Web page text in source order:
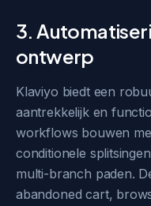
3.
ontwerp
Klaviyo biedt een
aantrekkelijk en
workflows bouwen
conditionele
multi-branch paden.
abandoned cart,